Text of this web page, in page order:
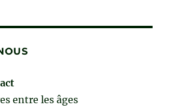
entre les âges